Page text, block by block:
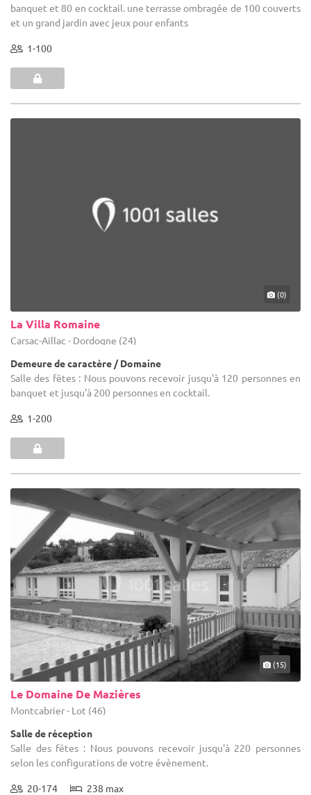
banquet et 80 en cocktail. une terrasse ombragée de 100 couverts
et un grand jardin avec jeux pour enfants
1-100
(0)
La Villa Romaine
Carsac-Aillac - Dordogne (24)
Demeure de caractère / Domaine
Salle des fêtes : Nous pouvons recevoir jusqu'à 120 personnes en
banquet et jusqu'à 200 personnes en cocktail.
1-200
(15)
Le Domaine De Mazières
Montcabrier - Lot (46)
Salle de réception
Salle des fêtes : Nous pouvons recevoir jusqu'à 220 personnes
selon les configurations de votre évènement.
20-174 238 max